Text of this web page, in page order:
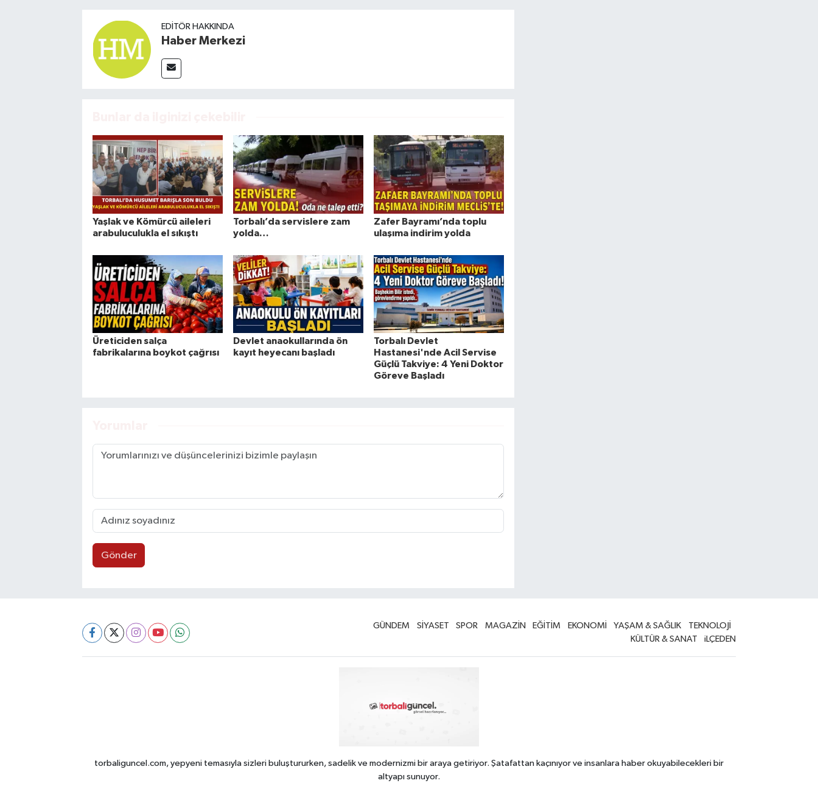
EDITÖR HAKKINDA
Haber Merkezi
Yaşlak ve Kömürcü aileleri
arabuluculukla el sıkıştı
Torbalı’da servislere zam
yolda…
Zafer Bayramı’nda toplu
ulaşıma indirim yolda
Üreticiden salça
fabrikalarına boykot çağrısı
Devlet anaokullarında ön
kayıt heyecanı başladı
Torbalı Devlet
Hastanesi'nde Acil Servise
Güçlü Takviye: 4 Yeni Doktor
Göreve Başladı
Gönder
GÜNDEM SİYASET SPOR MAGAZİN EĞİTİM EKONOMİ YAŞAM & SAĞLIK
TEKNOLOJİ
KÜLTÜR & SANAT
iLÇEDEN
torbaliguncel.com, yepyeni temasıyla sizleri buluştururken, sadelik ve modernizmi bir araya getiriyor. Şatafattan kaçınıyor ve insanlara haber okuyabilecekleri bir
altyapı sunuyor.